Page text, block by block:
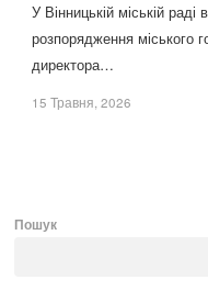
У Вінницькій міській
розпорядження міського
директора…
15 Травня, 2026
Пошук